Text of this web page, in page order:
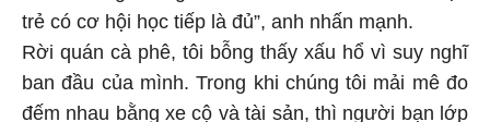
trẻ có cơ hội học tiếp là đủ”, anh nhấn mạnh.
Rời quán cà phê, tôi bỗng thấy xấu hổ vì suy nghĩ
ban đầu của mình. Trong khi chúng tôi mải mê đo
đếm nhau bằng xe cộ và tài sản, thì người bạn lớp